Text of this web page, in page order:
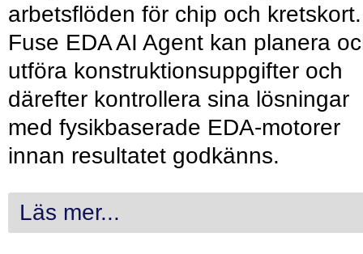
arbetsflöden för chip och kretskort.
Fuse EDA AI Agent kan planera
utföra konstruktionsuppgifter och
därefter kontrollera sina lösningar
med fysikbaserade EDA-motorer
innan resultatet godkänns.
Läs mer...